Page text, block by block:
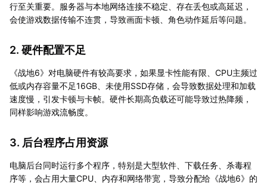
行至关重要。服务器与本地网络连接不稳定、存在丢包或高延迟，
会使游戏数据传输不连贯，导致画面卡顿、角色动作延后等问题。
2. 硬件配置不足
《战地6》对电脑硬件有较高要求，如果显卡性能有限、CPU主频过
低或内存容量不足16GB、未使用SSD存储，会导致数据处理和加载
速度慢，引发卡顿与卡帧。硬件长期高负载还可能导致过热降频，
同样影响游戏流畅度。
3. 后台程序占用资源
电脑后台同时运行多个程序，特别是大型软件、下载任务、杀毒程
序等，会占用大量CPU、内存和网络带宽，导致分配给《战地6》的